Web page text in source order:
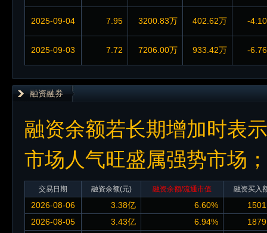
2025-09-04 7.95 3200.83万 402.62万 -
2025-09-03 7.72 7206.00万 933.42万 -
融资融券
融资余额若长期增加时表
市场人气旺盛属强势市场
交易日期 融资余额(元) 融资余额/流通市值 融资买入
2026-08-06 3.38亿 6.60%
2026-08-05
3.43亿 6.94%